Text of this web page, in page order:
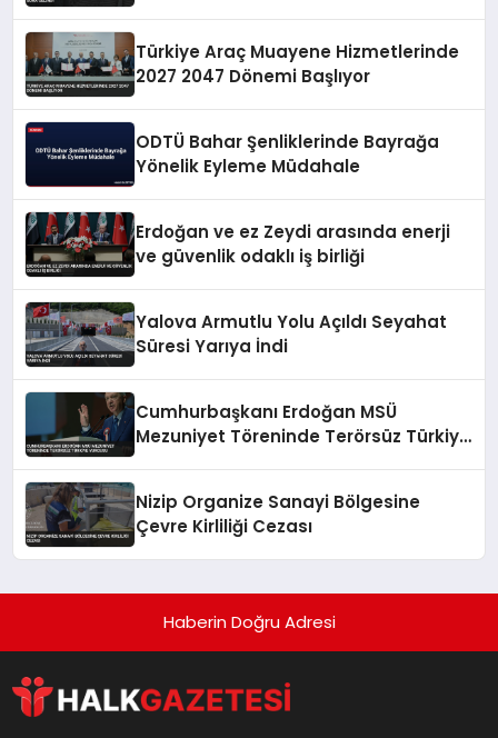
Türkiye Araç Muayene Hizmetlerinde
2027 2047 Dönemi Başlıyor
ODTÜ Bahar Şenliklerinde Bayrağa
Yönelik Eyleme Müdahale
Erdoğan ve ez Zeydi arasında enerji
ve güvenlik odaklı iş birliği
Yalova Armutlu Yolu Açıldı Seyahat
Süresi Yarıya İndi
Cumhurbaşkanı Erdoğan MSÜ
Mezuniyet Töreninde Terörsüz Türkiye
Nizip Organize Sanayi Bölgesine
Çevre Kirliliği Cezası
Haberin Doğru Adresi